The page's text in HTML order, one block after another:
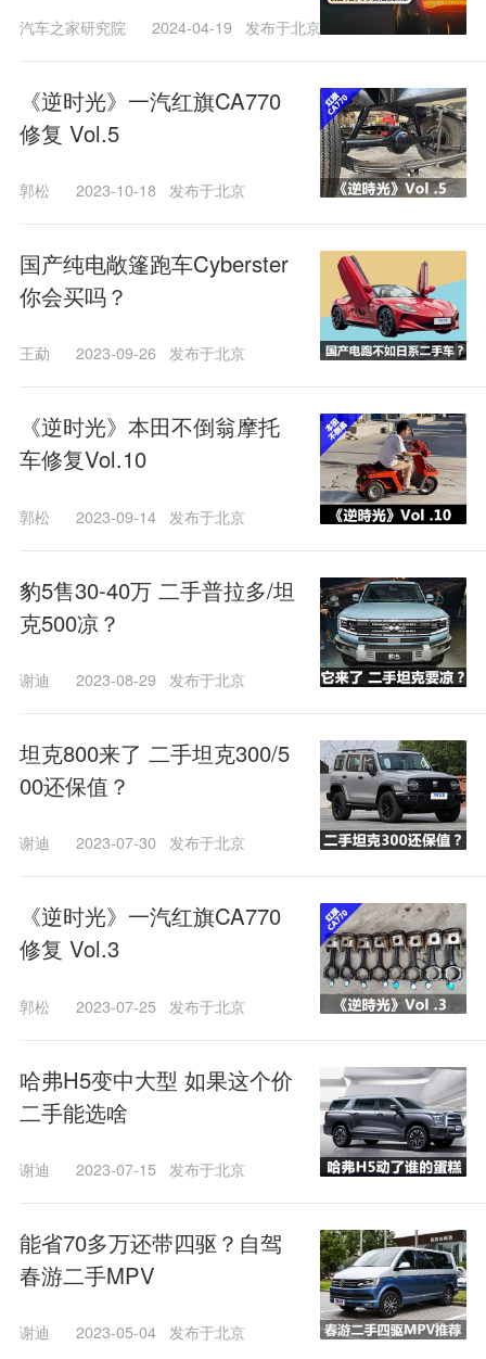
汽车之家研究院 2024-04-19 发布于北京
《逆时光》一汽红旗CA770
修复 Vol.5
郭松 2023-10-18 发布于北京
国产纯电敞篷跑车Cyberster
你会买吗？
王勐 2023-09-26 发布于北京
《逆时光》本田不倒翁摩托
车修复Vol.10
郭松 2023-09-14 发布于北京
豹5售30-40万 二手普拉多/坦
克500凉？
谢迪 2023-08-29 发布于北京
坦克800来了 二手坦克300/5
00还保值？
谢迪 2023-07-30 发布于北京
《逆时光》一汽红旗CA770
修复 Vol.3
郭松 2023-07-25 发布于北京
哈弗H5变中大型 如果这个价
二手能选啥
谢迪 2023-07-15 发布于北京
能省70多万还带四驱？自驾
春游二手MPV
谢迪 2023-05-04 发布于北京